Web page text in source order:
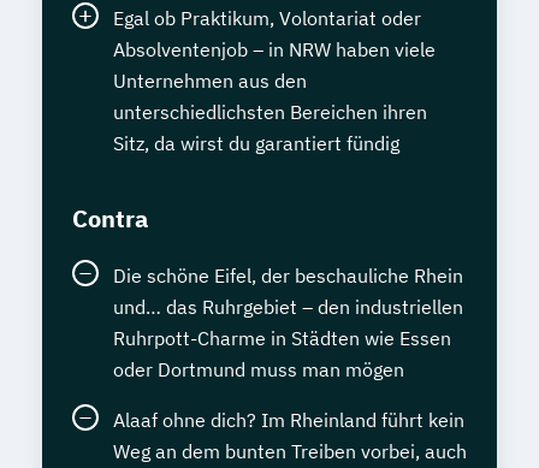
Egal ob Praktikum, Volontariat oder
Absolventenjob – in NRW haben viele
Unternehmen aus den
unterschiedlichsten Bereichen ihren
Sitz, da wirst du garantiert fündig
Contra
Die schöne Eifel, der beschauliche Rhein
und… das Ruhrgebiet – den industriellen
Ruhrpott-Charme in Städten wie Essen
oder Dortmund muss man mögen
Alaaf ohne dich? Im Rheinland führt kein
Weg an dem bunten Treiben vorbei, auch